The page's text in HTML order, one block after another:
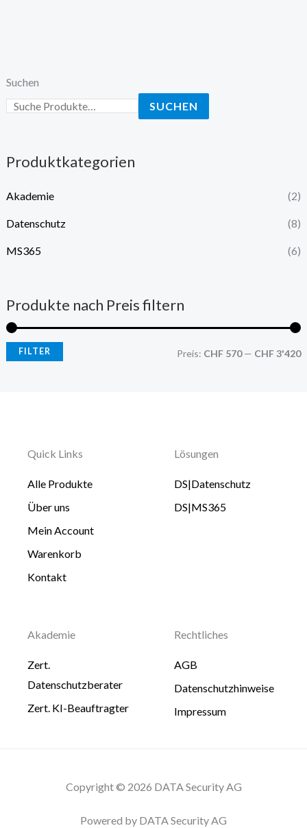
Suchen
SUCHEN
Produktkategorien
Akademie (2)
Datenschutz (8)
MS365 (6)
Produkte nach Preis filtern
FILTER Preis: CHF 570— CHF 3'420
Quick Links
Alle Produkte
Über uns
Mein Account
Warenkorb
Kontakt
Lösungen
DS|Datenschutz
DS|MS365
Akademie
Zert.
Datenschutzberater
Zert. KI-Beauftragter
Rechtliches
AGB
Datenschutzhinweise
Impressum
Copyright © 2026 DATA Security AG
Powered by DATA Security AG